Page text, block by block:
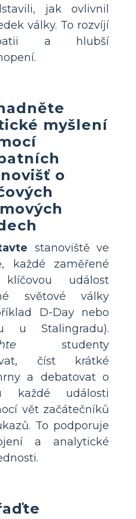
jak ovlivnil
války. To rozvíjí
a hlubší
myšlení
o
stanoviště ve
každé zaměřené
událost
světové války
D-Day nebo
u Stalingradu).
studenty
číst krátké
a debatovat o
každé události
vět začátečníků
To podporuje
a analytické